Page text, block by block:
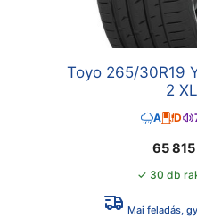
Toyo 265/30R19
2 XL
A D
65 815
✓ 30 db
Mai feladás,